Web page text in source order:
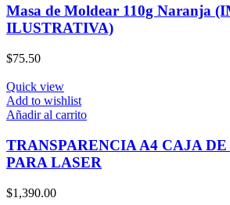
Masa de Moldear 110g Naranja
ILUSTRATIVA)
$75.50
Quick view
Add to wishlist
Añadir al carrito
TRANSPARENCIA A4 CAJA
PARA LASER
$1,390.00